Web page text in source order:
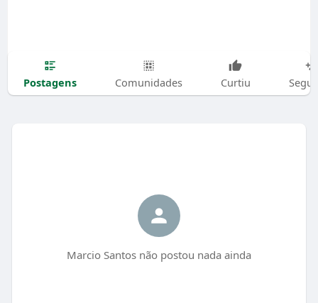
Postagens Comunidades Curtiu
Marcio Santos não postou nada ainda